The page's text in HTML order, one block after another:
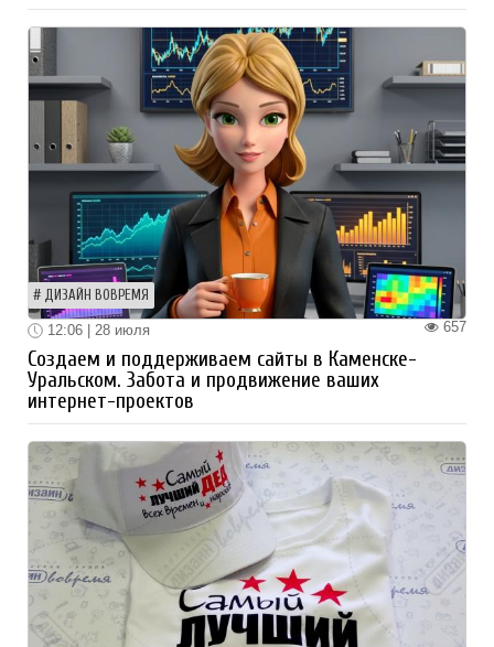
ДИЗАЙН ВОВРЕМЯ
657
12:06 | 28 июля
Создаем и поддерживаем сайты в Каменске-
Уральском. Забота и продвижение ваших
интернет-проектов